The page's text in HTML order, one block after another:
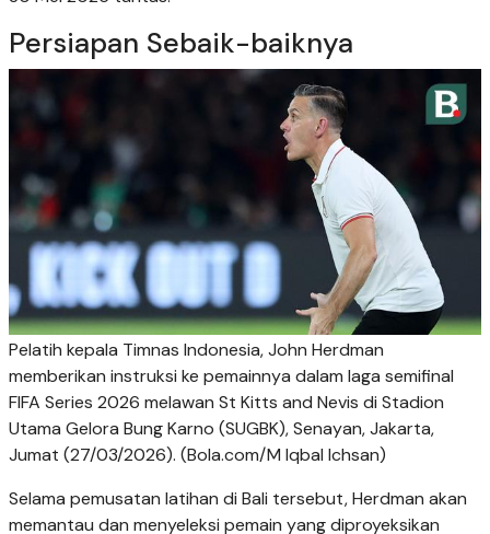
Persiapan Sebaik-baiknya
Pelatih kepala Timnas Indonesia, John Herdman
memberikan instruksi ke pemainnya dalam laga semifinal
FIFA Series 2026 melawan St Kitts and Nevis di Stadion
Utama Gelora Bung Karno (SUGBK), Senayan, Jakarta,
Jumat (27/03/2026). (Bola.com/M Iqbal Ichsan)
Selama pemusatan latihan di Bali tersebut, Herdman akan
memantau dan menyeleksi pemain yang diproyeksikan